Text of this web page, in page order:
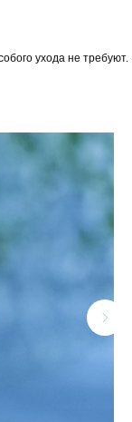
ухода не требуют.